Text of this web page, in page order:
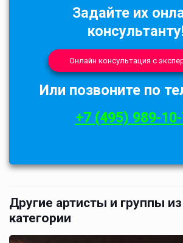
Задайте их
Онлайн консультация с
Или позвоните по
+7 (495) 989-
Другие артисты и группы
категории